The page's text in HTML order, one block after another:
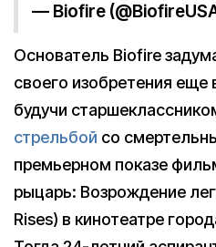
— Biofire
Основатель Biofire
своего изобретения еще
будучи
стрельбой со
премьерном показе
рыцарь: Возрождение
Rises) в кинотеатре